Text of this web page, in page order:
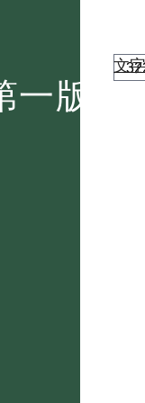
一版
文